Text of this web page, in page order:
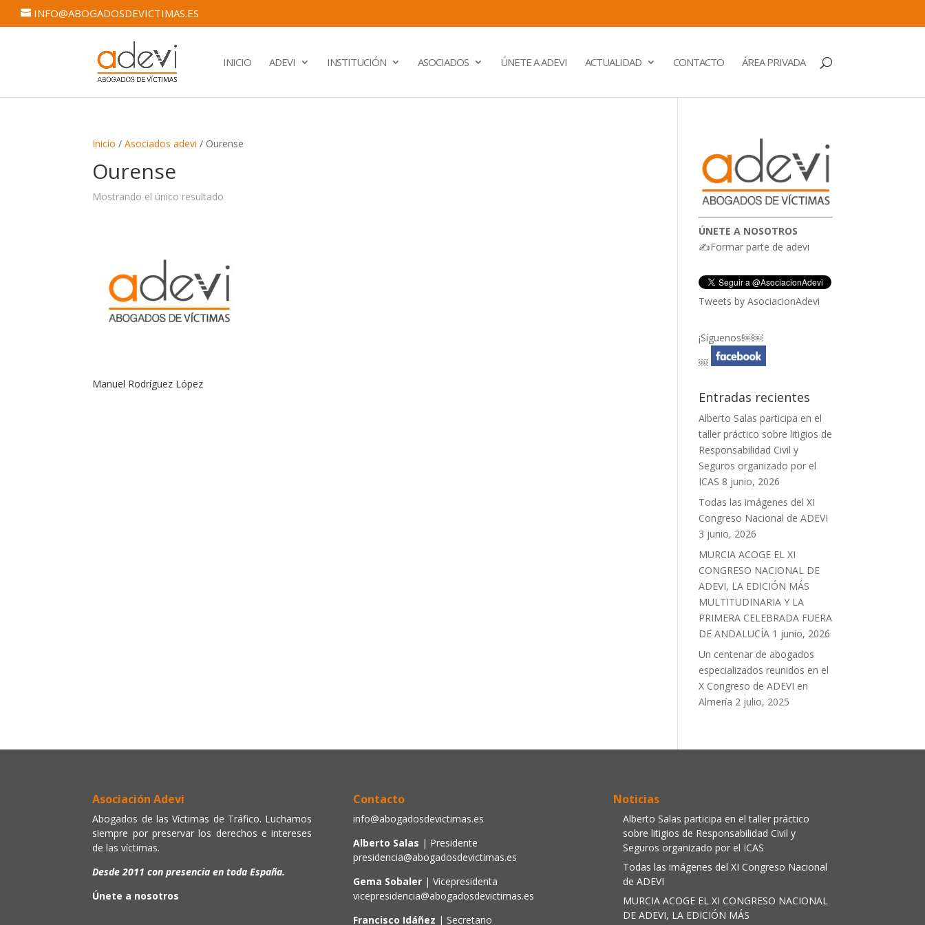
INFO@ABOGADOSDEVICTIMAS.ES
INICIO ADEVI INSTITUCIÓN ASOCIADOS ÚNETE A ADEVI ACTUALIDAD CONTACTO ÁREA PRIVADA
Inicio /Asociados adevi / Ourense
Ourense
Mostrando el único resultado
Manuel Rodríguez López
ÚNETE A NOSOTROS
✍Formar parte de adevi
Tweets by AsociacionAdevi
¡Síguenos!￼￼
￼
Entradas recientes
Alberto Salas participa en el
taller práctico sobre litigios de
Responsabilidad Civil y
Seguros organizado por el
ICAS 8 junio, 2026
Todas las imágenes del XI
Congreso Nacional de ADEVI
3 junio, 2026
MURCIA ACOGE EL XI
CONGRESO NACIONAL DE
ADEVI, LA EDICIÓN MÁS
MULTITUDINARIA Y LA
PRIMERA CELEBRADA FUERA
DE ANDALUCÍA 1 junio, 2026
Un centenar de abogados
especializados reunidos en el
X Congreso de ADEVI en
Almería 2 julio, 2025
Asociación Adevi
Abogados de las Víctimas de Tráfico. Luchamos
siempre por preservar los derechos e intereses
de las víctimas.
Desde 2011 con presencia en toda España.
Únete a nosotros
Contacto
info@abogadosdevictimas.es
Alberto Salas | Presidente
presidencia@abogadosdevictimas.es
Gema Sobaler | Vicepresidenta
vicepresidencia@abogadosdevictimas.es
Francisco Idáñez | Secretario
Noticias
Alberto Salas participa en el taller práctico
sobre litigios de Responsabilidad Civil y
Seguros organizado por el ICAS
Todas las imágenes del XI Congreso Nacional
de ADEVI
MURCIA ACOGE EL XI CONGRESO NACIONAL
DE ADEVI, LA EDICIÓN MÁS